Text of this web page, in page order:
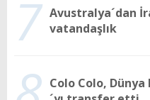
7 Avustralya´dan
vatandaşlık
Colo Colo, Dünya